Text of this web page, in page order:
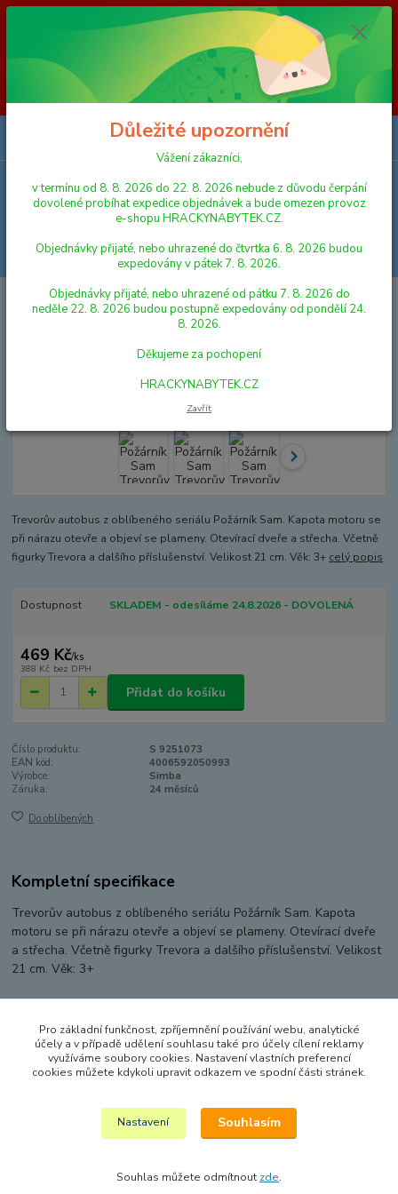
Vážení zákazníci, v termínu od 8. 8. 2026 do 23. 8. 2026 nebude z
důvodu čerpání dovolené probíhat expedice objednávek a bude omezen
provoz e-shopu HRACKYNABYTEK.CZ. Objednávky přijaté, nebo
uhrazené do čtvrtka 6. 8. 2026 budou expedovány v pátek 7. 8. 2026.
Objednávky přijaté, nebo uhrazené od pátku 7. 8. 2026 do neděle 23. 8.
2026 budou postupně expedovány od pondělí 24. 8. 2026. Děkujeme za
pochopení HRACKYNABYTEK.CZ
Menu
Hledat
AUTA, LODĚ, LETADLA Požárník Sam Trevorův autobus 21 cm
Požárník Sam Trevorův autobus
Trevorův autobus z oblíbeného seriálu Požárník Sam. Kapota motoru se
při nárazu otevře a objeví se plameny. Otevírací dveře a střecha. Včetně
figurky Trevora a dalšího příslušenství. Velikost 21 cm. Věk: 3+ celý popis
Dostupnost SKLADEM - odesíláme 24.8.2026 - DOVOLENÁ
469 Kč/ks
388 Kč bez DPH
Přidat do košíku
Číslo produktu:
S 9251073
EAN kód:
4006592050993
Výrobce:
Simba
Záruka:
24 měsíců
Do oblíbených
Kompletní specifikace
Trevorův autobus z oblíbeného seriálu Požárník Sam. Kapota
motoru se při nárazu otevře a objeví se plameny. Otevírací dveře
a střecha. Včetně figurky Trevora a dalšího příslušenství. Velikost
21 cm. Věk: 3+
Zboží zařazeno v kategoriích
AUTA, LODĚ, LETADLA
Důležité upozornění
Vážení zákazníci,
v termínu od 8. 8. 2026 do 22. 8. 2026 nebude z důvodu čerpání
dovolené probíhat expedice objednávek a bude omezen provoz
e-shopu HRACKYNABYTEK.CZ.
Objednávky přijaté, nebo uhrazené do čtvrtka 6. 8. 2026 budou
expedovány v pátek 7. 8. 2026.
Objednávky přijaté, nebo uhrazené od pátku 7. 8. 2026 do
neděle 22. 8. 2026 budou postupně expedovány od pondělí 24.
8. 2026.
Děkujeme za pochopení
HRACKYNABYTEK.CZ
Zavřít
Pro základní funkčnost, zpříjemnění používání webu, analytické
účely a v případě udělení souhlasu také pro účely cílení reklamy
využíváme soubory cookies. Nastavení vlastních preferencí
cookies můžete kdykoli upravit odkazem ve spodní části stránek.
Nastavení Souhlasím
Souhlas můžete odmítnout zde.